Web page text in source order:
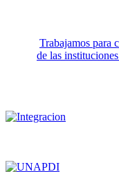
Trabajamos para
de las